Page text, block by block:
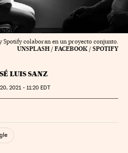
Spotify colaboran en un proyecto conjunto.
UNSPLASH / FACEBOOK / SPOTIFY
LUIS SANZ
20, 2021 - 11:20 EDT
Redes Sociales